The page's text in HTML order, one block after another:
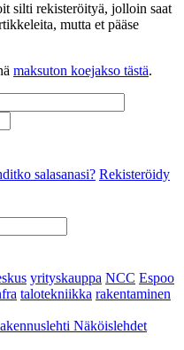
silti rekisteröityä, jolloin saat
mutta et pääse
maksuton koejakso tästä.
salasanasi? Rekisteröidy
yrityskauppa NCC Espoo
talotekniikka rakentaminen
Näköislehdet